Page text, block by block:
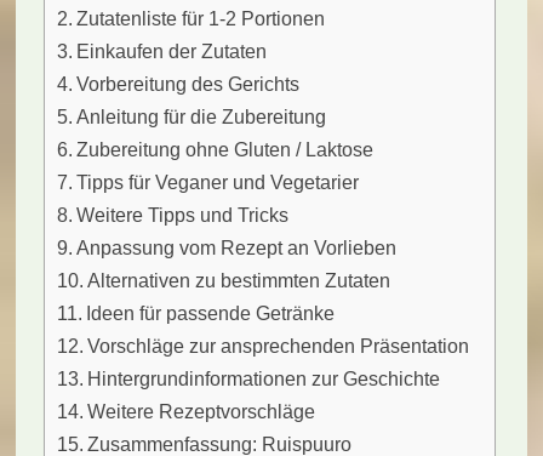
Zutatenliste für 1-2 Portionen
Einkaufen der Zutaten
Vorbereitung des Gerichts
Anleitung für die Zubereitung
Zubereitung ohne Gluten / Laktose
Tipps für Veganer und Vegetarier
Weitere Tipps und Tricks
Anpassung vom Rezept an Vorlieben
Alternativen zu bestimmten Zutaten
Ideen für passende Getränke
Vorschläge zur ansprechenden Präsentation
Hintergrundinformationen zur Geschichte
Weitere Rezeptvorschläge
Zusammenfassung: Ruispuuro